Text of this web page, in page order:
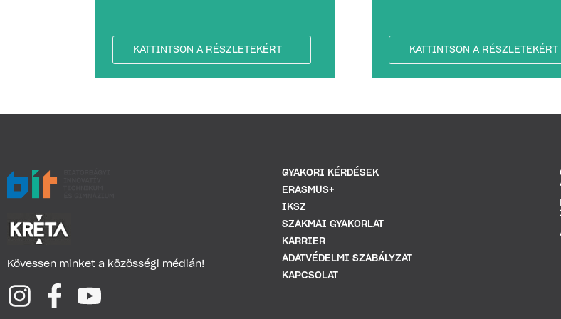
KATTINTSON A RÉSZLETEKÉRT KATTINTSON A
Kövessen minket a közösségi médián!
GYAKORI KÉRDÉSEK
ERASMUS+
IKSZ
SZAKMAI GYAKORLAT
KARRIER
ADATVÉDELMI SZABÁLYZAT
KAPCSOLAT